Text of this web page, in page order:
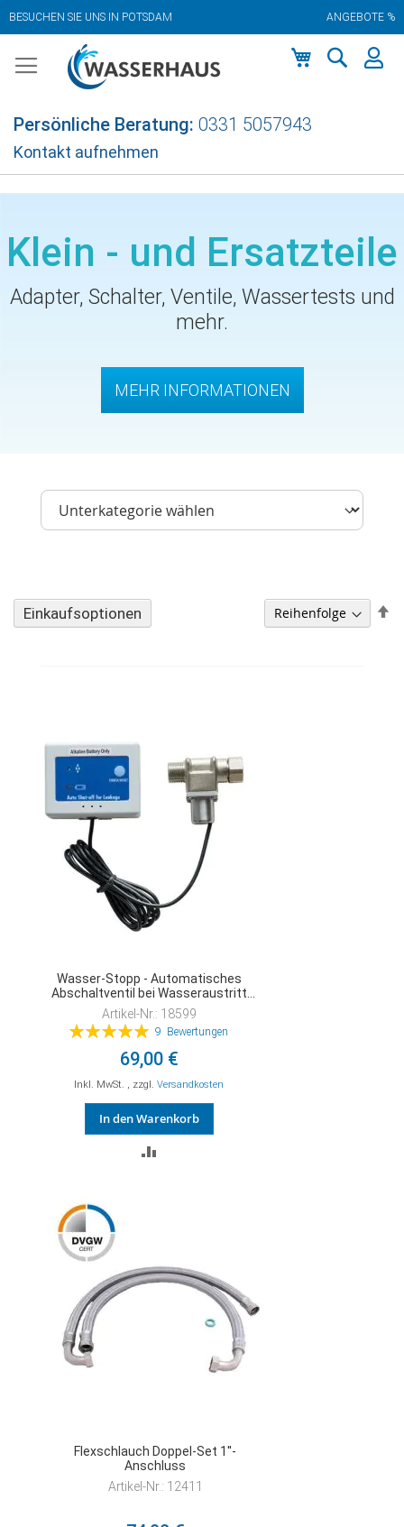
BESUCHEN SIE UNS IN POTSDAM ANGEBOTE %
Inhalt
Persönliche Beratung: 0331 5057943
Kontakt aufnehmen
Klein - und Ersatzteile
Adapter, Schalter, Ventile, Wassertests und
mehr.
MEHR INFORMATIONEN
Einkaufsoptionen
Wasser-Stopp - Automatisches
Abschaltventil bei Wasseraustritt
(wie Aqua-Stop)
Artikel-Nr.: 18599
Bewertung:
9 Bewertungen
69,00 €
Inkl. MwSt. , zzgl. Versandkosten
In den Warenkorb
Flexschlauch Doppel-Set 1''-
Anschluss
Artikel-Nr.: 12411